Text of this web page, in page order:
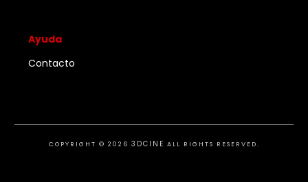
Ayuda
Contacto
COPYRIGHT © 2026 3DCINE ALL RIGHTS RESERVED.